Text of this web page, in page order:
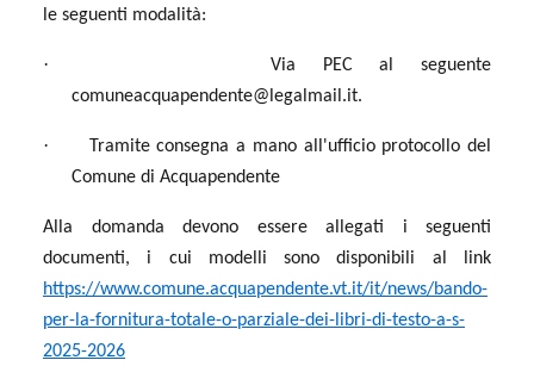
le seguenti modalità:
·
Via PEC al seguente
comuneacquapendente@legalmail.it.
·
Tramite consegna a mano all'ufficio protocollo del
Comune di Acquapendente
Alla domanda devono essere allegati i seguenti
documenti, i cui modelli sono disponibili al link
https://www.comune.acquapendente.vt.it/it/news/bando-
per-la-fornitura-totale-o-parziale-dei-libri-di-testo-a-s-
2025-2026